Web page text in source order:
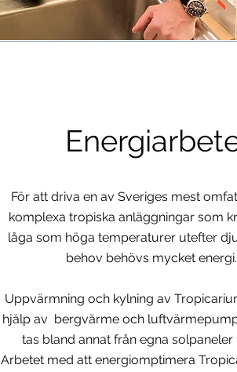
För att driva en av Sveriges mest
komplexa tropiska anläggningar som
låga som höga temperaturer utefter
behov behövs mycket energi.
Uppvärmning och kylning av
hjälp av bergvärme och
tas bland annat från egna solpaneler
Arbetet med att energiomptimera